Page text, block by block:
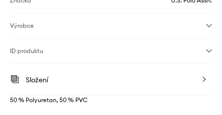
Výrobce
ID produktu
Složení
50 % Polyuretan, 50 % PVC